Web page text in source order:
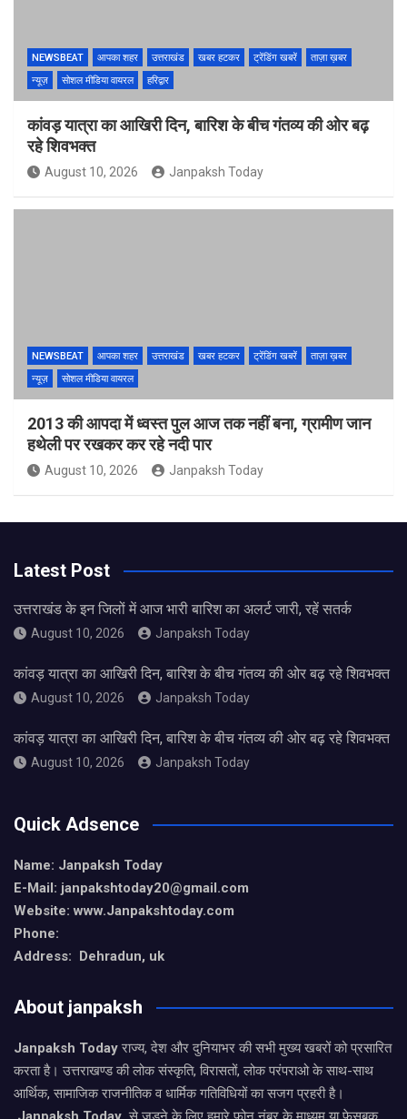
NEWSBEAT आपका शहर उत्तराखंड खबर हटकर ट्रेंडिंग खबरें
ताज़ा ख़बर
न्यूज़
सोशल मीडिया वायरल हरिद्वार
कांवड़ यात्रा का आखिरी दिन, बारिश के बीच गंतव्य की ओर बढ़
रहे शिवभक्त
August 10, 2026 Janpaksh Today
NEWSBEAT आपका शहर उत्तराखंड खबर हटकर ट्रेंडिंग खबरें
ताज़ा ख़बर
न्यूज़
सोशल मीडिया वायरल
2013 की आपदा में ध्वस्त पुल आज तक नहीं बना, ग्रामीण जान
हथेली पर रखकर कर रहे नदी पार
August 10, 2026 Janpaksh Today
Latest Post
उत्तराखंड के इन जिलों में आज भारी बारिश का अलर्ट जारी, रहें सतर्क
August 10, 2026 Janpaksh Today
कांवड़ यात्रा का आखिरी दिन, बारिश के बीच गंतव्य की ओर बढ़ रहे शिवभक्त
August 10, 2026 Janpaksh Today
कांवड़ यात्रा का आखिरी दिन, बारिश के बीच गंतव्य की ओर बढ़ रहे शिवभक्त
August 10, 2026 Janpaksh Today
Quick Adsence
Name: Janpaksh Today
E-Mail: janpakshtoday20@gmail.com
Website: www.Janpakshtoday.com
Phone:
Address: Dehradun, uk
About janpaksh
Janpaksh Todayराज्य, देश और दुनियाभर की सभी मुख्य खबरों को प्रसारित
करता है। उत्तराखण्ड की लोक संस्कृति, विरासतों, लोक परंपराओ के साथ-साथ
आर्थिक, सामाजिक राजनीतिक व धार्मिक गतिविधियों का सजग प्रहरी है।